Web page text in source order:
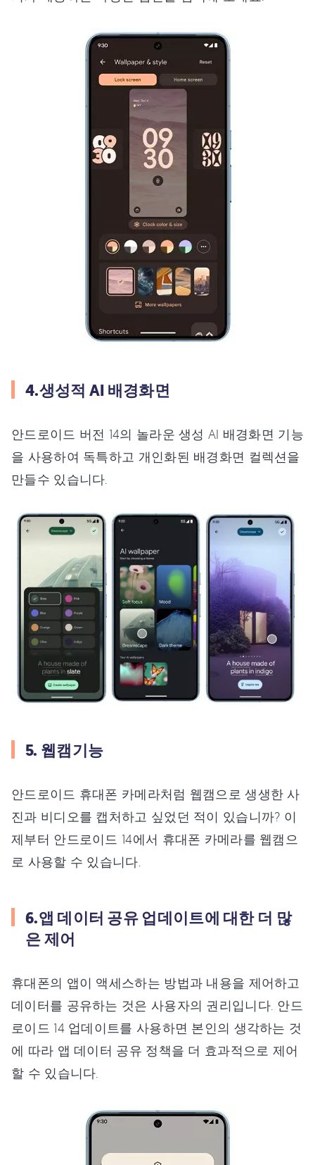
4.생성적 AI 배경화면
안드로이드 버전 14의 놀라운 생성 AI 배경화면 기능
을 사용하여 독특하고 개인화된 배경화면 컬렉션을
만들수 있습니다.
5. 웹캠기능
안드로이드 휴대폰 카메라처럼 웹캠으로 생생한 사
진과 비디오를 캡처하고 싶었던 적이 있습니까? 이
제부터 안드로이드 14에서 휴대폰 카메라를 웹캠으
로 사용할 수 있습니다.
6.앱 데이터 공유 업데이트에 대한 더 많
은 제어
휴대폰의 앱이 액세스하는 방법과 내용을 제어하고
데이터를 공유하는 것은 사용자의 권리입니다. 안드
로이드 14 업데이트를 사용하면 본인의 생각하는 것
에 따라 앱 데이터 공유 정책을 더 효과적으로 제어
할 수 있습니다.